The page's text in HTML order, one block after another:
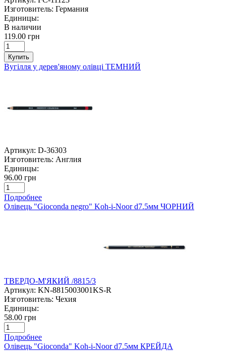
Изготовитель: Германия
Единицы:
В наличии
119.00 грн
Купить
Вугілля у дерев'яному олівці ТЕМНИЙ
Артикул: D-36303
Изготовитель: Англия
Единицы:
96.00 грн
Подробнее
Олівець "Gioconda negro" Koh-i-Noor d7.5мм ЧОРНИЙ
ТВЕРДО-М'ЯКИЙ /8815/3
Артикул: KN-8815003001KS-R
Изготовитель: Чехия
Единицы:
58.00 грн
Подробнее
Олівець "Gioconda" Koh-i-Noor d7.5мм КРЕЙДА